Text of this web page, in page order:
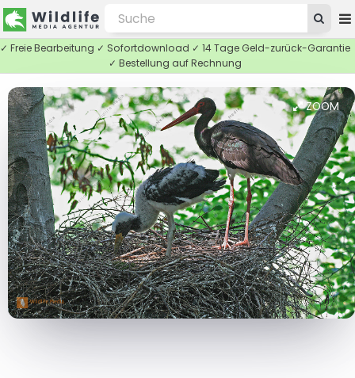
✓ Freie Bearbeitung ✓ Sofortdownload ✓ 14 Tage Geld-zurück-Garantie
✓ Bestellung auf Rechnung
ZOOM